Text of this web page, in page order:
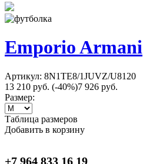
Emporio Armani
Артикул: 8N1TE8/1JUVZ/U8120
13 210 руб. (-40%)7 926 руб.
Размер:
Таблица размеров
Добавить в корзину
+7 964 833 16 19